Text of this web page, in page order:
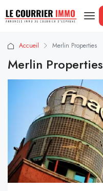
Accueil Merlin Properties
Merlin Properties